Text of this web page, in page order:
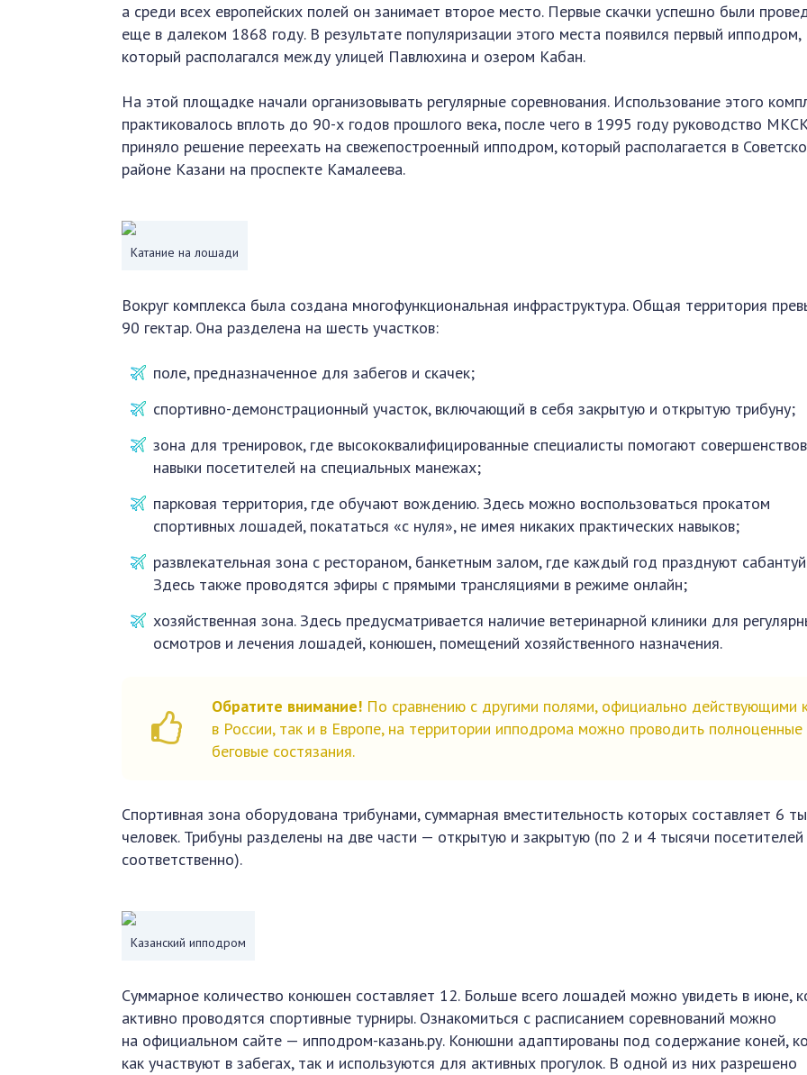
а среди всех европейских полей он занимает второе место. Первые скачки успешно были
еще в далеком 1868 году. В результате популяризации этого места появился первый ипподром,
который располагался между улицей Павлюхина и озером Кабан.
На этой площадке начали организовывать регулярные соревнования. Использование этого
практиковалось вплоть до 90-х годов прошлого века, после чего в 1995 году руководство
приняло решение переехать на свежепостроенный ипподром, который располагается в
районе Казани на проспекте Камалеева.
Катание на лошади
Вокруг комплекса была создана многофункциональная инфраструктура. Общая территория
90 гектар. Она разделена на шесть участков:
поле, предназначенное для забегов и скачек;
спортивно-демонстрационный участок, включающий в себя закрытую и открытую трибуну;
зона для тренировок, где высококвалифицированные специалисты помогают
навыки посетителей на специальных манежах;
парковая территория, где обучают вождению. Здесь можно воспользоваться прокатом
спортивных лошадей, покататься «с нуля», не имея никаких практических навыков;
развлекательная зона с рестораном, банкетным залом, где каждый год празднуют
Здесь также проводятся эфиры с прямыми трансляциями в режиме онлайн;
хозяйственная зона. Здесь предусматривается наличие ветеринарной клиники для
осмотров и лечения лошадей, конюшен, помещений хозяйственного назначения.
Обратите внимание! По сравнению с другими полями, официально действующими
в России, так и в Европе, на территории ипподрома можно проводить полноценные
беговые состязания.
Спортивная зона оборудована трибунами, суммарная вместительность которых составляет 6
человек. Трибуны разделены на две части — открытую и закрытую (по 2 и 4 тысячи посетителей
соответственно).
Казанский ипподром
Суммарное количество конюшен составляет 12. Больше всего лошадей можно увидеть в июне,
активно проводятся спортивные турниры. Ознакомиться с расписанием соревнований можно
на официальном сайте — ипподром-казань.ру. Конюшни адаптированы под содержание коней,
как участвуют в забегах, так и используются для активных прогулок. В одной из них разрешено